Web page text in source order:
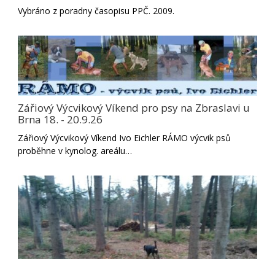
Vybráno z poradny časopisu PPČ. 2009.
Zářiový Výcvikový Víkend pro psy na Zbraslavi u
Brna 18. - 20.9.26
Zářiový Výcvikový Víkend Ivo Eichler RÁMO výcvik psů
proběhne v kynolog. areálu…